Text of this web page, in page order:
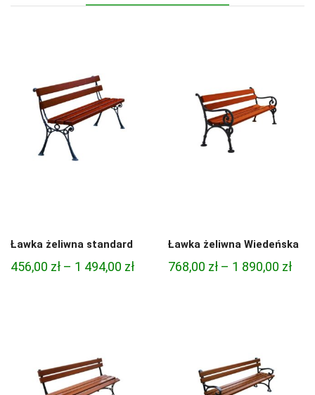
Ławka żeliwna standard
456,00 zł – 1 494,00 złZakres
Ławka żeliwna Wiedeńska
768,00 zł – 1 890,00 zł